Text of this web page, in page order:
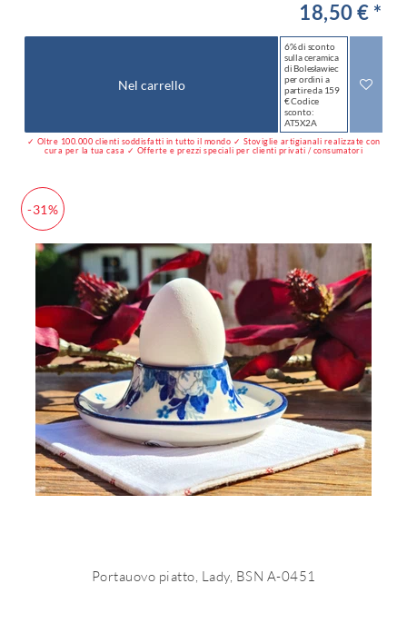
18,50 € *
Nel carrello
6% di sconto
sulla ceramica
di Bolesławiec
per ordini a
partire da 159
€ Codice
sconto:
AT5X2A
✓ Oltre 100.000 clienti soddisfatti in tutto il mondo ✓ Stoviglie artigianali realizzate con
cura per la tua casa ✓ Offerte e prezzi speciali per clienti privati / consumatori
-31%
Portauovo piatto, Lady, BSN A-0451